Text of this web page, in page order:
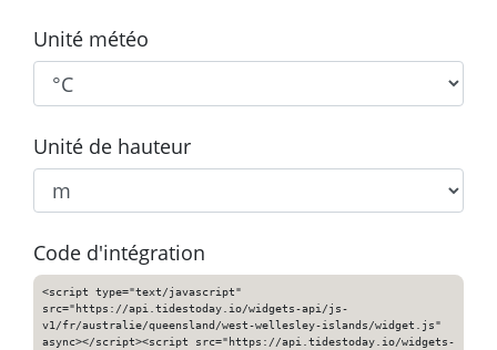
Unité météo
Unité de hauteur
Code d'intégration
<script type="text/javascript"
src="https://api.tidestoday.io/widgets-api/js-
v1/fr/australie/queensland/west-wellesley-islands/widget.js"
async></script><script src="https://api.tidestoday.io/widgets-